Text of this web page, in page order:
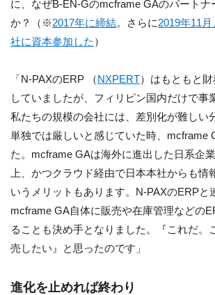
に、なぜB-EN-Gのmcframe GAのパートナ
か？（※2017年に締結。さらに2019年11
社に資本参加した ）
「N-PAXのERP （NXPERT）はもともと
していましたが、フィリピン国内だけで事
私たちの規模の会社には、差別化が難しい
単独では厳しいと感じていた時、mcframe
た。mcframe GAは海外に進出した日系企
上、かつクラウド経由で日本本社からも情
いうメリットもあります。N-PAXのERPと
mcframe GA自体に販売や在庫管理などの
ることも決め手となりました。『これだ。
売したい』と思ったのです」
進化を止めれば終わり